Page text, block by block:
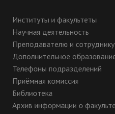
Институты и факультеты
Научная деятельность
Преподавателю и сотруднику
Дополнительное
Телефоны подразделений
Приёмная комиссия
Библиотека
Архив информации о